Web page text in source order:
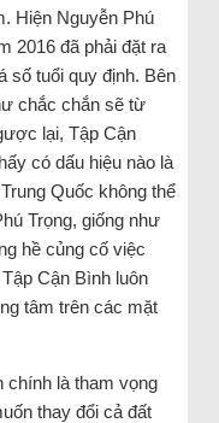
Hiện Nguyễn Phú
2016 đã phải đặt ra
số tuổi quy định. Bên
chắc chắn sẽ từ
lại, Tập Cận
có dấu hiệu nào là
Quốc không thể
Trọng, giống như
hề củng cố việc
Cận Bình luôn
tâm trên các mặt
chính là tham vọng
thay đổi cả đất